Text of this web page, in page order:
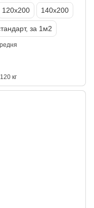
120х200 140х200
за 1м2
кг